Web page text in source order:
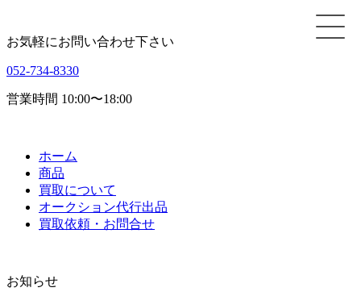
お気軽にお問い合わせ下さい
052-734-8330
営業時間 10:00〜18:00
ホーム
商品
買取について
オークション代行出品
買取依頼・お問合せ
お知らせ